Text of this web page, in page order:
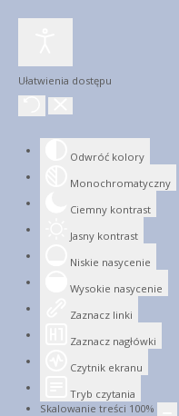
Ułatwienia dostępu
Odwróć kolory
Monochromatyczny
Ciemny kontrast
Jasny kontrast
Niskie nasycenie
Wysokie nasycenie
Zaznacz linki
Zaznacz nagłówki
Czytnik ekranu
Tryb czytania
Skalowanie treści 100%